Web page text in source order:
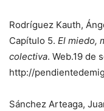
Rodríguez Kauth,
Capítulo 5. El miedo,
colectiva. Web.19 de
http://
Sánchez Arteaga,